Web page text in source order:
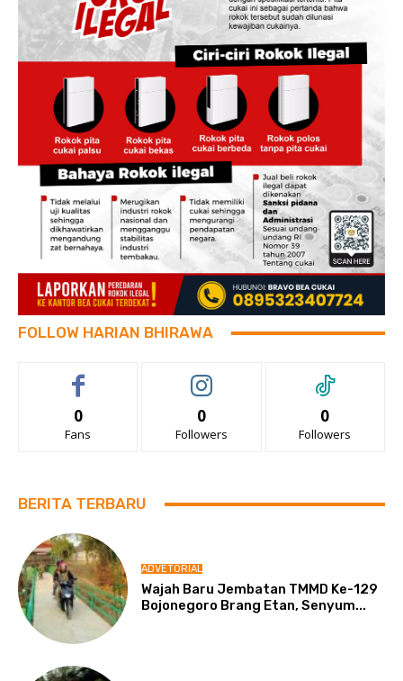
FOLLOW HARIAN BHIRAWA
0
Fans
0
Followers
0
Followers
BERITA TERBARU
ADVETORIAL
Wajah Baru Jembatan TMMD Ke-129
Bojonegoro Brang Etan, Senyum...